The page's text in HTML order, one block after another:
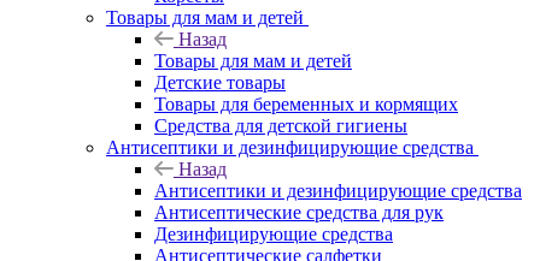
Товары для мам и детей
Назад
Товары для мам и детей
Детские товары
Товары для беременных и кормящих
Средства для детской гигиены
Антисептики и дезинфицирующие средства
Назад
Антисептики и дезинфицирующие средства
Антисептические средства для рук
Дезинфицирующие средства
Антисептические салфетки